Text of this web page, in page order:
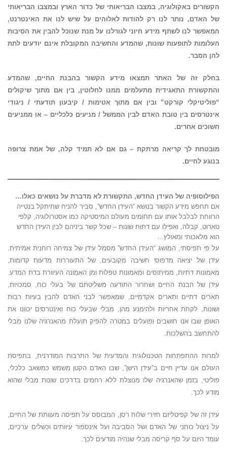
הקשורים באקולוגיה, במצבו הבריאותי של כדור הארץ ובמצבו הבריאותי
של האדם, נותר לנו רק להודות לאלוהים על שיש לנו את האינטרנט,
המאפשר לנו לשתף מידע חיוני לגורלנו על מנת שנוכל להבין את הסיבות
העלומות לתופעות שונות, שהמדע והחשיבה המקובלת אינם יודעים לתת
להן הסבר.
בחלק זה של האתר תמצאו מידע הקשור בהבנת החיים, שהמדע
והתקשורת התאגידיתמתעלמים ממנו לחלוטין, בין אם מתוך שיקולים
“פוליטיקלי קורקט” ובין אם מתוך אטימות / קיבעון תודעתי / ניגודי
אינטרסים בין טובת האדם לבין הממשל / מניעים כלכליים – או ממניעים
חשוכים אחרים.
מובטחת לך קריאה מרתקת – גם אם לא תמיד קלה, של אמת צרופה
בנוגע לחיים.
הפילוסופיה של העידן החדש, התקשורת לא מדברת על נושאים כאלו…
אם תחפש מידע הקשור בנושא “העידן החדש”, סביר להניח שתיתקל בנטייה
הרווחת לבלבל אותו עם תחומים מעולם המיסטיקה כמו אסטרולוגיה, קלפי
טארוט, קבלה, ואפילו עם דתות שונות – שכל קשר ביניהם לבין העידן החדש
הוא מלאכותי ומאולץ…
על פי תפיסתי, המושג “העידן החדש” מסמל עידן של צמיחה רוחנית אמיתית.
עידן של יציאה מדפוסי חשיבה מקובעים, של התעוררות מדעות קדומות,
מאמונות דתיות, ממיתוסים ומאמונות טפלות ומן האמונה העיוורת בדת המדע.
עידן של הבנת החיים ושחרור התודעה משליטתם של בעלי כוח, סמכויות,
תארים דתיים ותארים אקדמיים, שמאפשר לבני האדם להבין בעיות רבות
ושונות, לקחת אחריות ולהימנע מהן, מבלי שבעלי כוח ואינטרסים יכוונו את
האופן שבו אנו חושבים ופועלים במטרה להפיק תועלת מהאנרגיה שלנו מבלי
להתחשב בהשלכות.
למרות ההתפתחות הטכנולוגית והמדעית של התרבות המודרנית, בתפיסת
העולם אנו עדיין חיים ב”עידן הישן”, שבו האדם הקטן משמש כמשאב כלכלי,
פוליטי, בזמן שהאנרגיה שלו מנוצלת ללא רחמים בדרכים שונות מבלי שהוא
מודע לכך.
עידן זה של קפיטליזם חזירי שלוח רסן, המבוסס על תפיסה מעוותת של החיים,
על ניצול כוחני של האדם ושל הסביבה ועל אינספור עיוותים וכשלים ערכיים,
עומד היום על סף קריסה מבלי שנהיה מודעים לכך.